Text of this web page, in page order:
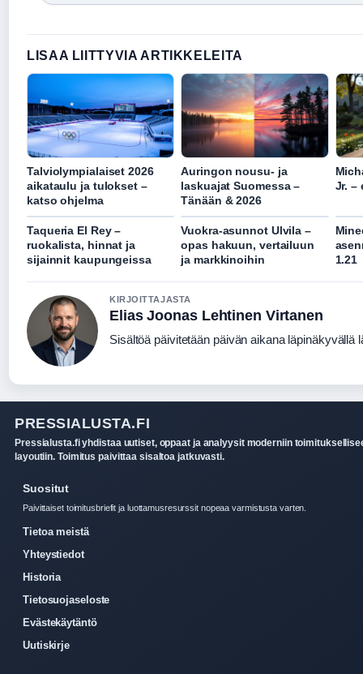
LISAA LIITTYVIA ARTIKKELEITA
Talviolympialaiset 2026
aikataulu ja tulokset –
katso ohjelma
Auringon nousu- ja
laskuajat Suomessa –
Tänään & 2026
Jr. –
Taqueria El Rey –
ruokalista, hinnat ja
sijainnit kaupungeissa
Vuokra-asunnot Ulvila –
opas hakuun, vertailuun
ja markkinoihin
1.21
KIRJOITTAJASTA
Elias Joonas Lehtinen Virtanen
Sisältöä päivitetään päivän aikana läpinäkyvällä
PRESSIALUSTA.FI
Pressialusta.fi yhdistaa uutiset, oppaat ja analyysit moderniin
layoutiin. Toimitus paivittaa sisaltoa jatkuvasti.
Suositut
Paivittaiset toimitusbriefit ja luottamusresurssit nopeaa varmistusta varten.
Tietoa meistä
Yhteystiedot
Historia
Tietosuojaseloste
Evästekäytäntö
Uutiskirje